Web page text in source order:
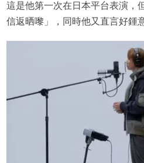
這是他第一次在日本平台表演，
信返晒嚟」，同時他又直言好鍾